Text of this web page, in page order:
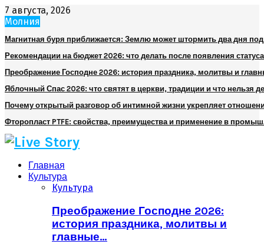
7 августа, 2026
Молния
Магнитная буря приближается: Землю может штормить два дня
Рекомендации на бюджет 2026: что делать после появления
Преображение Господне 2026: история праздника, молитвы и
Яблочный Спас 2026: что святят в церкви, традиции и что нельзя
Почему открытый разговор об интимной жизни укрепляет
Фторопласт PTFE: свойства, преимущества и применение в
Главная
Культура
Культура
Преображение Господне 2026:
история праздника, молитвы и
главные…